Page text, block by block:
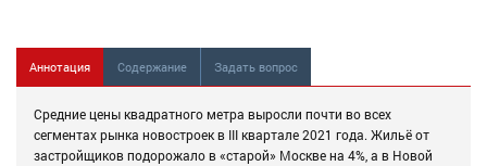
Аннотация Содержание Задать вопрос
Средние цены квадратного метра выросли почти во всех
сегментах рынка новостроек в III квартале 2021 года. Жильё от
застройщиков подорожало в «старой» Москве на 4%, а в Новой